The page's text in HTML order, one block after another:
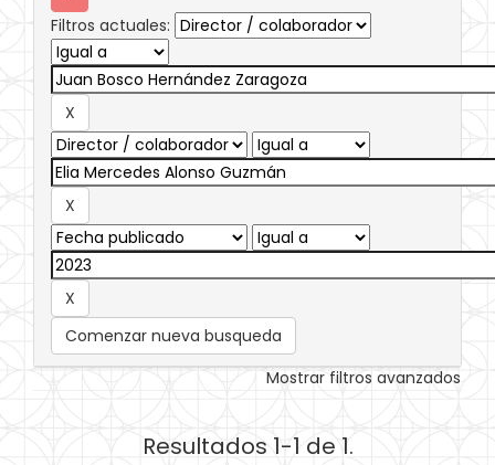
Filtros actuales:
Comenzar nueva busqueda
Mostrar filtros avanzados
Resultados 1-1 de 1.